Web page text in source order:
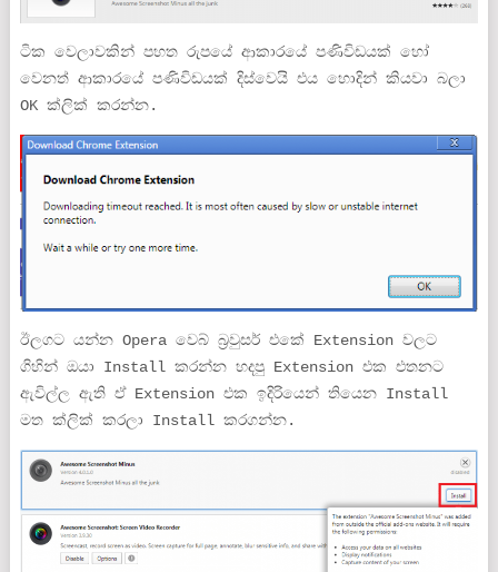
ටික වෙලාවකින් පහත රුපයේ ආකාරයේ පණිවිඩයක් හෝ
වෙනත් ආකාරයේ පණිවිඩයක් දිස්වෙයි එය හොදින් කියවා බලා
OK ක්ලික් කරන්න.
ඊලගට යන්න Opera වෙබ් බ්‍රවුසර් එකේ Extension වලට
ගිහින් ඔයා Install කරන්න හදපු Extension එක එතනට
ඇවිල්ල ඇති ඒ Extension එක ඉදිරියෙන් තියෙන Install
මත ක්ලික් කරලා Install කරගන්න.